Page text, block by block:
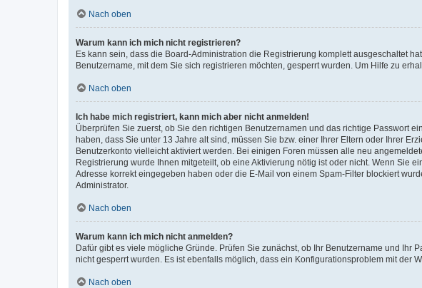
Nach oben
Warum kann ich mich nicht registrieren?
Es kann sein, dass die Board-Administration die Registrierung komplett ausgeschaltet
Benutzername, mit dem Sie sich registrieren möchten, gesperrt wurden. Um Hilfe zu
Nach oben
Ich habe mich registriert, kann mich aber nicht anmelden!
Überprüfen Sie zuerst, ob Sie den richtigen Benutzernamen und das richtige Passwort
haben, dass Sie unter 13 Jahre alt sind, müssen Sie bzw. einer Ihrer Eltern oder Ihrer
Benutzerkonto vielleicht aktiviert werden. Bei einigen Foren müssen alle neu
Registrierung wurde Ihnen mitgeteilt, ob eine Aktivierung nötig ist oder nicht. Wenn Sie
Adresse korrekt eingegeben haben oder die E-Mail von einem Spam-Filter blockiert
Administrator.
Nach oben
Warum kann ich mich nicht anmelden?
Dafür gibt es viele mögliche Gründe. Prüfen Sie zunächst, ob Ihr Benutzername und Ihr
nicht gesperrt wurden. Es ist ebenfalls möglich, dass ein Konfigurationsproblem mit der
Nach oben